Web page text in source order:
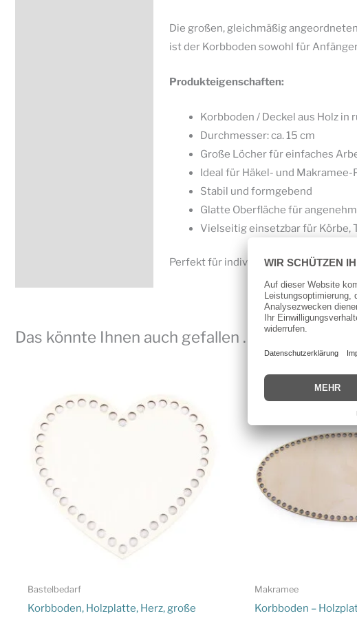
Die großen, gleichmäßig
ist der Korbboden sowohl für
Produkteigenschaften:
Korbboden / Deckel aus Holz in
Durchmesser: ca. 15 cm
Große Löcher für einfaches
Ideal für Häkel- und Makramee-
Stabil und formgebend
Glatte Oberfläche für
Vielseitig einsetzbar für Körbe,
Perfekt für individuelle DIY-Projekte
Das könnte Ihnen auch gefallen …
Bastelbedarf
Korbboden, Holzplatte, Herz, große
Makramee
Korbboden –